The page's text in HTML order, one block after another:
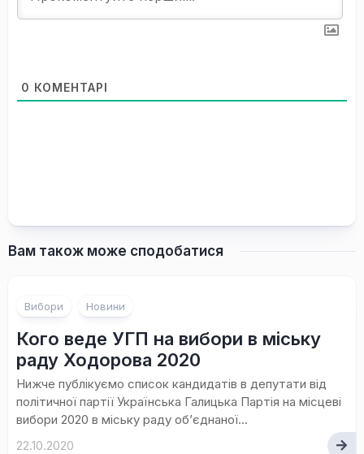
0 КОМЕНТАРІ
Вам також може сподобатися
Вибори Новини
Кого веде УГП на вибори в міську
раду Ходорова 2020
Нижче публікуємо список кандидатів в депутати від
політичної партії Українська Галицька Партія на місцеві
вибори 2020 в міську раду об’єднаної...
22.10.2020